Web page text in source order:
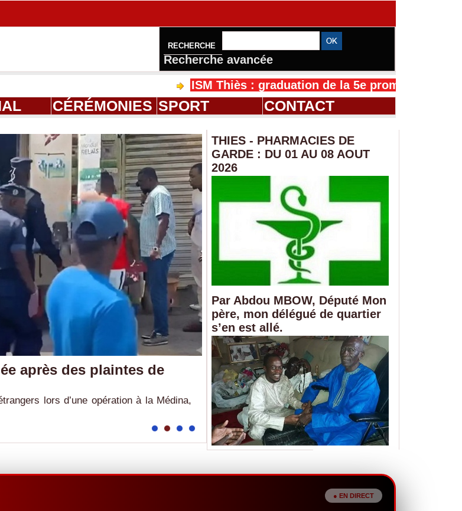
RECHERCHE
Recherche avancée
ISM Thiès : graduation de la 5e promotion de l’IFMES
CÉRÉMONIES SPORT CONTACT
après des plaintes de
lors d’une opération à la Médina,
Sénégal : les subventions
milliards de FCFA en 2026
Face à la hausse du prix du pétrole, le Sénégal
énergétiques en 2026 afin de maintenir les...
THIES - PHARMACIES DE
GARDE : DU 01 AU 08 AOUT
2026
Par Abdou MBOW, Député Mon
père, mon délégué de quartier
s’en est allé.
● EN DIRECT